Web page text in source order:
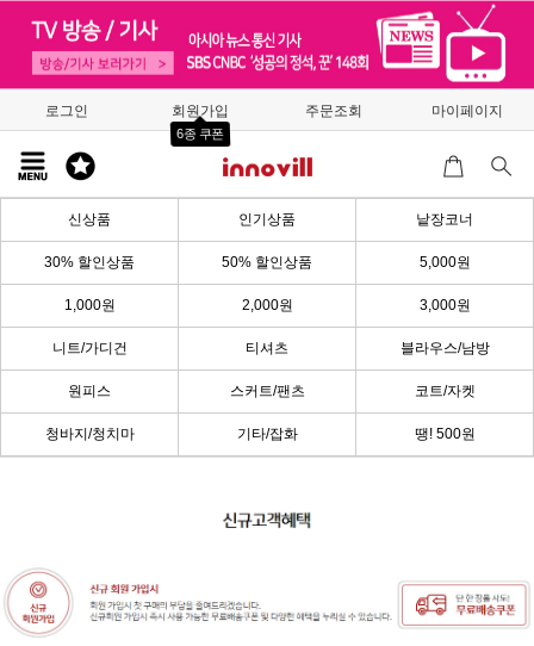
로그인 회원가입
6종 쿠폰
주문조회 마이페이지
신상품 인기상품 낱장코너
30% 할인상품 50% 할인상품 5,000원
1,000원 2,000원 3,000원
니트/가디건 티셔츠 블라우스/남방
원피스 스커트/팬츠 코트/자켓
청바지/청치마 기타/잡화 땡! 500원